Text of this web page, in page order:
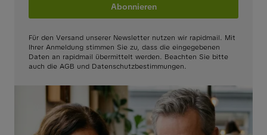
Abonnieren
Für den Versand unserer Newsletter nutzen wir rapidmail. Mit
Ihrer Anmeldung stimmen Sie zu, dass die eingegebenen
Daten an rapidmail übermittelt werden. Beachten Sie bitte
auch die AGB und Datenschutzbestimmungen.